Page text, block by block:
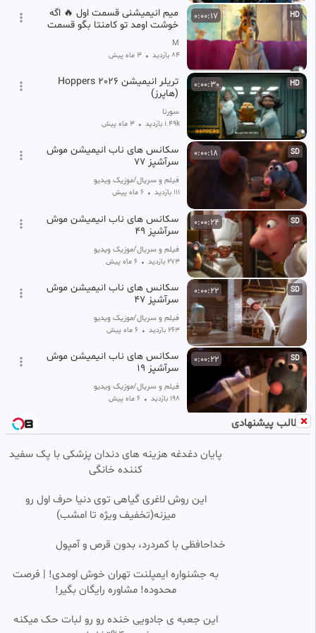
HD
0:00:17
میم انیمیشنی قسمت اول 🔥 اگه
خوشت اومد تو کامنتا بگو قسمت
دوشو بزارم ❤️
M
84 بازدید • 3 ماه پیش
HD
0:00:30
تریلر انیمیشن Hoppers 2026
(هاپرز)
سورنا
1.49k بازدید • 3 ماه پیش
SD
0:00:18
سکانس های ناب انیمیشن موش
سرآشپز 77
فیلم و سریال/موزیک ویدیو/ فالو=فالو
111 بازدید • 6 ماه پیش
SD
0:00:24
سکانس های ناب انیمیشن موش
سرآشپز 49
فیلم و سریال/موزیک ویدیو/ فالو=فالو
273 بازدید • 6 ماه پیش
SD
0:00:22
سکانس های ناب انیمیشن موش
سرآشپز 47
فیلم و سریال/موزیک ویدیو/ فالو=فالو
263 بازدید • 6 ماه پیش
SD
0:00:22
سکانس های ناب انیمیشن موش
سرآشپز 19
فیلم و سریال/موزیک ویدیو/ فالو=فالو
198 بازدید • 6 ماه پیش
نارنجی .. گربه شیطون . گربه هوش
مصنوعی . برنامه کودک
از همه جا
• 8 ماه پیش
0:00:30
برنامه شفرونی قسمت10 | سکانس
با حضور سنا و سونیا حسینی و
مصطفی و مرتضی بلال حبشی
رنگا رنگ
مطالب پیشنهادی
پایان دغدغه هزینه های دندان پزشکی با پک سفید
کننده خانگی
این روش لاغری گیاهی توی دنیا حرف اول رو
میزنه(تخفیف ویژه تا امشب)
خداحافظی با کمردرد، بدون قرص و آمپول
به جشنواره ایمپلنت تهران خوش اومدی! | فرصت
محدوده! مشاوره رایگان بگیر!
این جعبه ی جادویی خنده رو رو لبات حک میکنه